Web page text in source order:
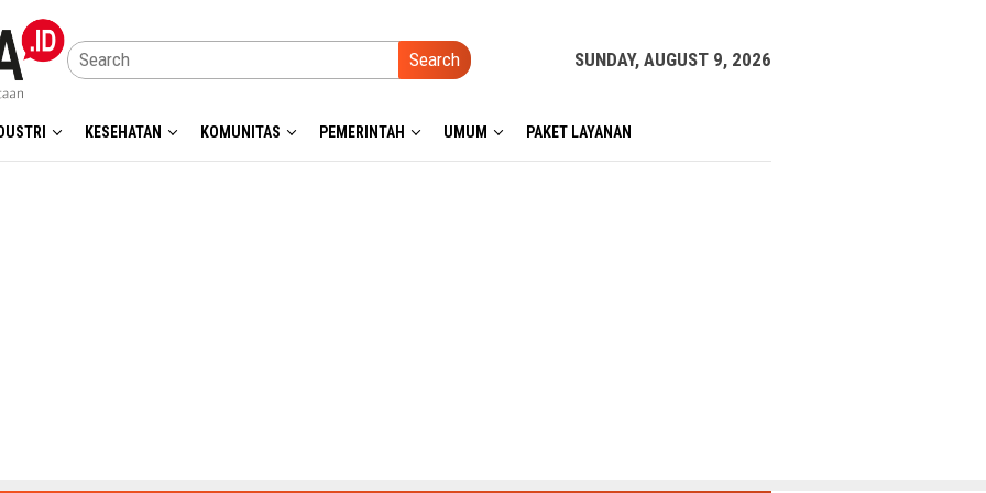
Search SUNDAY, AUGUST 9, 2026
KESEHATAN KOMUNITAS PEMERINTAH UMUM PAKET LAYANAN